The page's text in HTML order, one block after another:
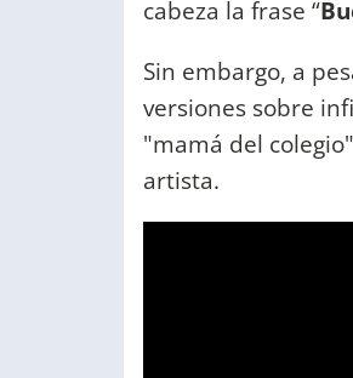
cabeza la frase “
Sin embargo, a
versiones sobre
"mamá del
artista.